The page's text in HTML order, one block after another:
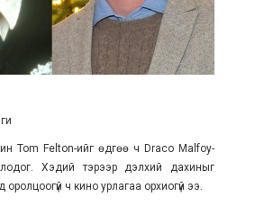
Tom Felton-ийг өдгөө ч Draco Malfoy-
Хэдий тэрээр дэлхий дахиныг
оролцоогүй ч кино урлагаа орхиогүй ээ.